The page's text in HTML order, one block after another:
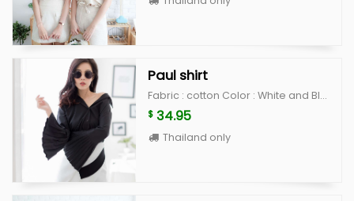
Paul shirt
Fabric : cotton Color : White and Black Size : Freesize
$ 34.95
Thailand only